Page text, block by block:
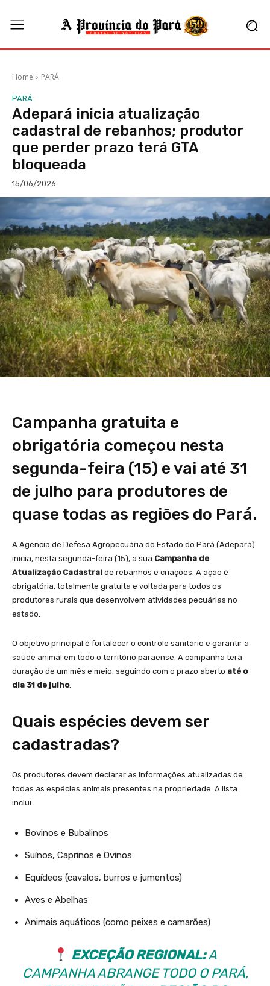
Home PARÁ
PARÁ
Adepará inicia atualização
cadastral de rebanhos; produtor
que perder prazo terá GTA
bloqueada
15/06/2026
Campanha gratuita e
obrigatória começou nesta
segunda-feira (15) e vai até 31
de julho para produtores de
quase todas as regiões do Pará.
A Agência de Defesa Agropecuária do Estado do Pará (Adepará)
inicia, nesta segunda-feira (15), a sua Campanha de
Atualização Cadastral de rebanhos e criações. A ação é
obrigatória, totalmente gratuita e voltada para todos os
produtores rurais que desenvolvem atividades pecuárias no
estado.
O objetivo principal é fortalecer o controle sanitário e garantir a
saúde animal em todo o território paraense. A campanha terá
duração de um mês e meio, seguindo com o prazo aberto até o
dia 31 de julho.
Quais espécies devem ser
cadastradas?
Os produtores devem declarar as informações atualizadas de
todas as espécies animais presentes na propriedade. A lista
inclui:
Bovinos e Bubalinos
Suínos, Caprinos e Ovinos
Equídeos (cavalos, burros e jumentos)
Aves e Abelhas
Animais aquáticos (como peixes e camarões)
EXCEÇÃO REGIONAL:A
CAMPANHA ABRANGE TODO O PARÁ,